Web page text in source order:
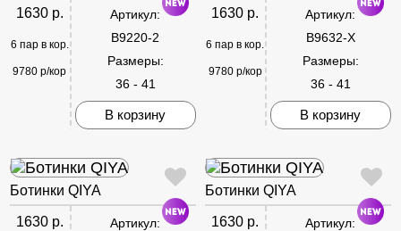
1630 р.
6 пар в кор.
9780 р/кор
Артикул:
B9220-2
Размеры:
36 - 41
В корзину
1630 р.
6 пар в кор.
9780 р/кор
Артикул:
B9632-X
Размеры:
36 - 41
В корзину
Ботинки QIYA
1630 р.
Артикул:
Ботинки QIYA
1630 р.
Артикул: